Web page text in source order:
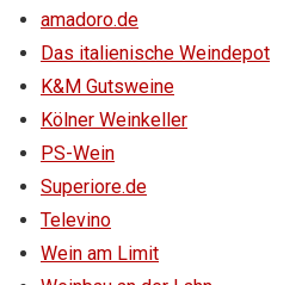
amadoro.de
Das italienische Weindepot
K&M Gutsweine
Kölner Weinkeller
PS-Wein
Superiore.de
Televino
Wein am Limit